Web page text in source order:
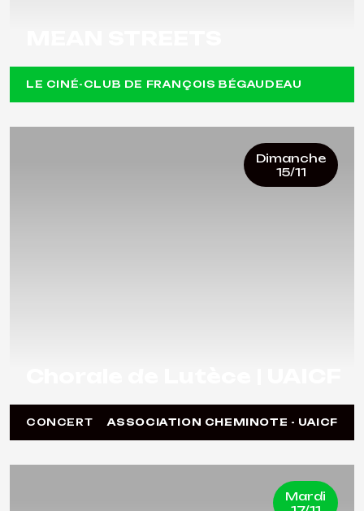
LE CINÉ-CLUB DE FRANÇOIS BÉGAUDEAU
Dimanche
15/11
CONCERT ASSOCIATION CHEMINOTE - UAICF
Mardi